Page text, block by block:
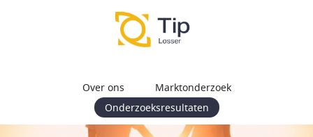
Over ons
Marktonderzoek
Onderzoeksresultaten